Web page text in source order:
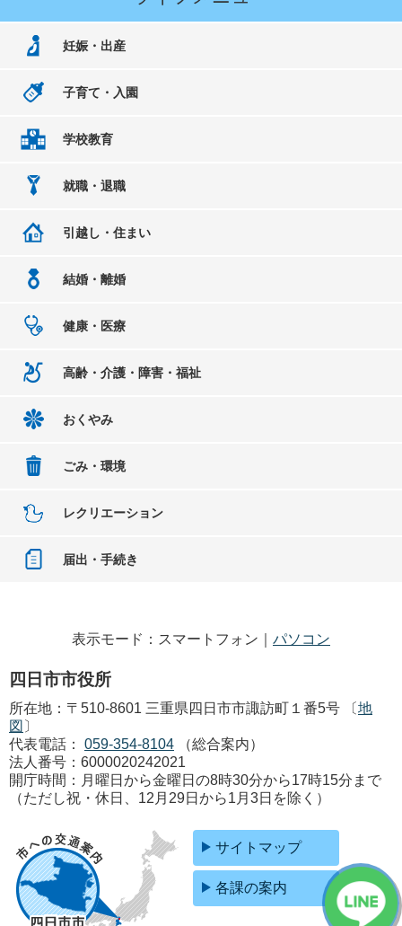
妊娠・出産
子育て・入園
学校教育
就職・退職
引越し・住まい
結婚・離婚
健康・医療
高齢・介護・障害・福祉
おくやみ
ごみ・環境
レクリエーション
届出・手続き
表示モード：スマートフォン｜ パソコン
四日市市役所
所在地：〒510-8601 三重県四日市市諏訪町１番5号 〔地
図 〕
代表電話：
059-354-8104
（総合案内）
法人番号：6000020242021
開庁時間：月曜日から金曜日の8時30分から17時15分まで
（ただし祝・休日、12月29日から1月3日を除く）
サイトマップ
各課の案内